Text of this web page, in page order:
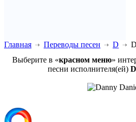
Главная Переводы песен D
Выберите в «красном меню»
песни исполнителя(ей)